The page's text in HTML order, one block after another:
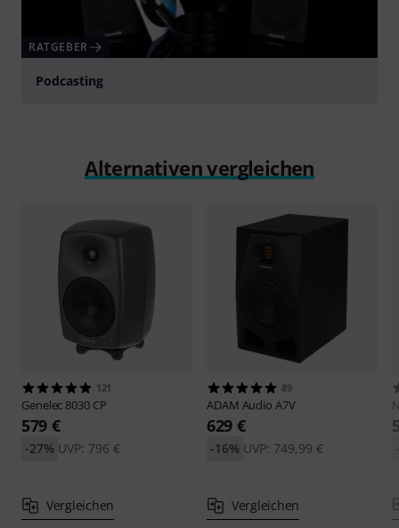
RATGEBER
Podcasting
Alternativen vergleichen
121
Genelec 8030 CP
579 €
UVP: 796 €
-27%
Vergleichen
89
ADAM Audio A7V
629 €
UVP: 749,99 €
-16%
Vergleichen